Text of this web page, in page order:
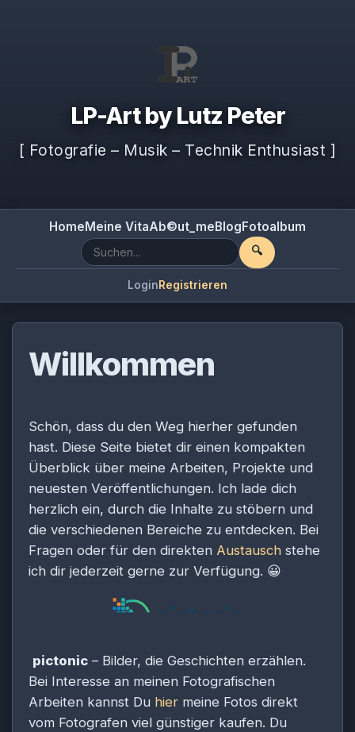
LP-Art by Lutz Peter
[ Fotografie – Musik – Technik Enthusiast ]
HomeMeine VitaAb©ut_meBlogFotoalbum
🔍
LoginRegistrieren
Willkommen
Schön, dass du den Weg hierher gefunden
hast. Diese Seite bietet dir einen kompakten
Überblick über meine Arbeiten, Projekte und
neuesten Veröffentlichungen. Ich lade dich
herzlich ein, durch die Inhalte zu stöbern und
die verschiedenen Bereiche zu entdecken. Bei
Fragen oder für den direkten Austausch stehe
ich dir jederzeit gerne zur Verfügung. 😀
pictonic – Bilder, die Geschichten erzählen.
Bei Interesse an meinen Fotografischen
Arbeiten kannst Du hier meine Fotos direkt
vom Fotografen viel günstiger kaufen. Du